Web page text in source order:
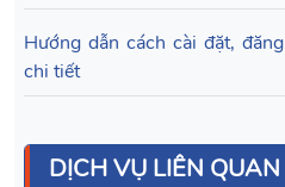
Hướng dẫn cách cài đặt,
chi tiết
DỊCH VỤ LIÊN QUAN